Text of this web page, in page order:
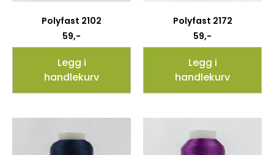
Polyfast 2102
59,-
Legg i
handlekurv
Polyfast 2172
59,-
Legg i
handlekurv